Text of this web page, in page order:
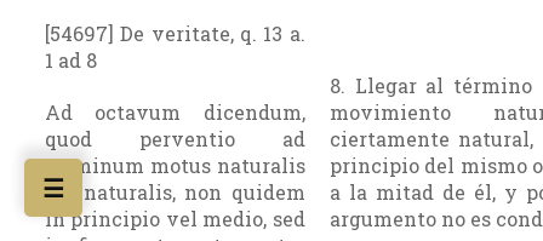
[54697] De veritate, q. 13 a.
1 ad 8
Ad octavum dicendum,
quod perventio ad
terminum motus naturalis
est naturalis, non quidem
in principio vel medio, sed
8. Llegar al término
movimiento
ciertamente natural,
principio del mismo
a la mitad de él, y
argumento no es
☰